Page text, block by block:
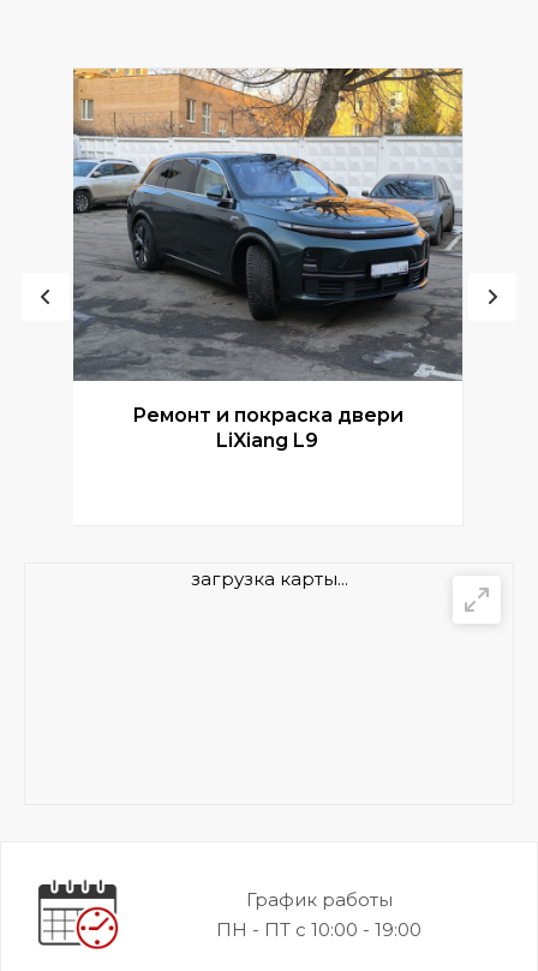
Ремонт и покраска двери
LiXiang L9
загрузка карты...
График работы
ПН - ПТ с 10:00 - 19:00